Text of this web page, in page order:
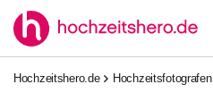
Hochzeitshero.de Hochzeitsfotografen